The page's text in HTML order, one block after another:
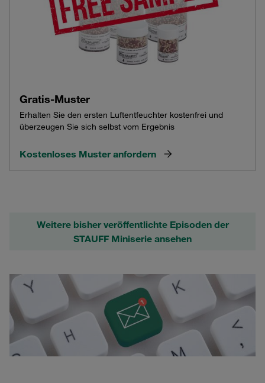
Gratis-Muster
Erhalten Sie den ersten Luftentfeuchter kostenfrei und
überzeugen Sie sich selbst vom Ergebnis
Kostenloses Muster anfordern
Weitere bisher veröffentlichte Episoden der
STAUFF Miniserie ansehen